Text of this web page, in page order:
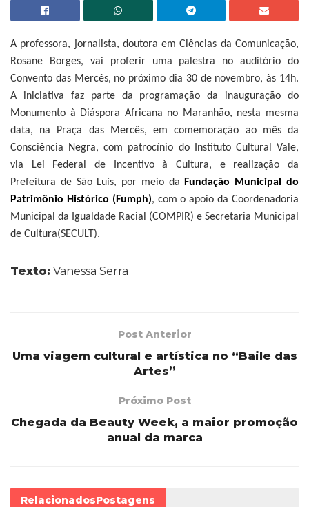
A professora, jornalista, doutora em Ciências da Comunicação,
Rosane Borges, vai proferir uma palestra no auditório do
Convento das Mercês, no próximo dia 30 de novembro, às 14h.
A iniciativa faz parte da programação da inauguração do
Monumento à Diáspora Africana no Maranhão, nesta mesma
data, na Praça das Mercês, em comemoração ao mês da
Consciência Negra, com patrocínio do Instituto Cultural Vale,
via Lei Federal de Incentivo à Cultura, e realização da
Prefeitura de São Luís, por meio da
Fundação Municipal do
Patrimônio Histórico (Fumph), com o apoio da Coordenadoria
Municipal da Igualdade Racial (COMPIR) e Secretaria Municipal
de Cultura(SECULT).
Texto: Vanessa Serra
Post Anterior
Uma viagem cultural e artística no “Baile das
Artes”
Próximo Post
Chegada da Beauty Week, a maior promoção
anual da marca
RelacionadosPostagens